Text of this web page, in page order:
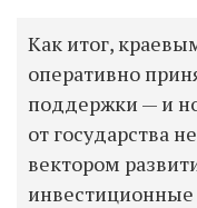
Как итог,
оперативно
поддержки — и
от государства
вектором
инвестиционные